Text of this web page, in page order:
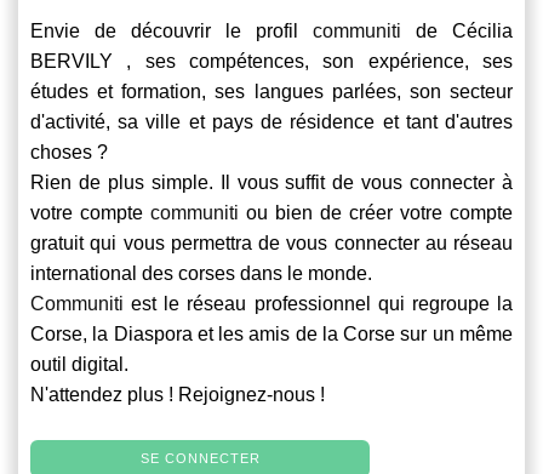
Envie de découvrir le profil communiti de Cécilia
BERVILY , ses compétences, son expérience, ses
études et formation, ses langues parlées, son secteur
d'activité, sa ville et pays de résidence et tant d'autres
choses ?
Rien de plus simple. Il vous suffit de vous connecter à
votre compte communiti ou bien de créer votre compte
gratuit qui vous permettra de vous connecter au réseau
international des corses dans le monde.
Communiti est le réseau professionnel qui regroupe la
Corse, la Diaspora et les amis de la Corse sur un même
outil digital.
N'attendez plus ! Rejoignez-nous !
SE CONNECTER